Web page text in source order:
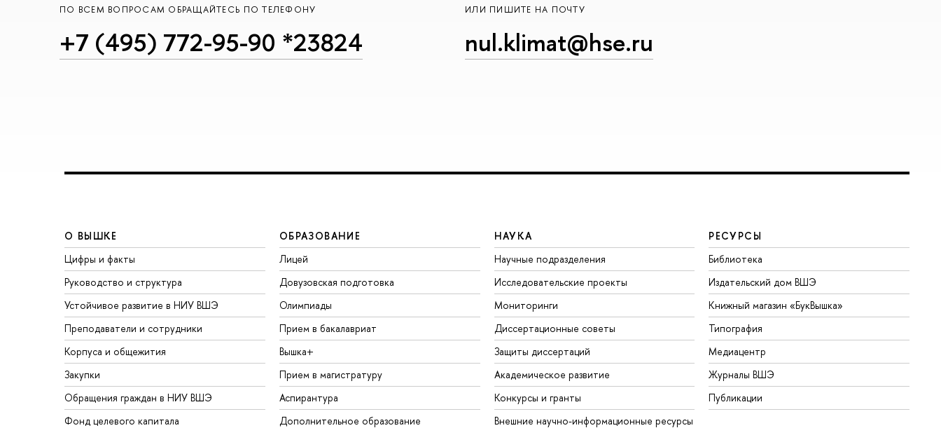
ПО ВСЕМ ВОПРОСАМ ОБРАЩАЙТЕСЬ ПО ТЕЛЕФОНУ
+7 (495) 772-95-90 *23824
ИЛИ ПИШИТЕ НА ПОЧТУ
nul.klimat@hse.ru
О ВЫШКЕ
Цифры и факты
Руководство и структура
Устойчивое развитие в НИУ ВШЭ
Преподаватели и сотрудники
Корпуса и общежития
Закупки
Обращения граждан в НИУ ВШЭ
Фонд целевого капитала
ОБРАЗОВАНИЕ
Лицей
Довузовская подготовка
Олимпиады
Прием в бакалавриат
Вышка+
Прием в магистратуру
Аспирантура
Дополнительное образование
НАУКА
Научные подразделения
Исследовательские проекты
Мониторинги
Диссертационные советы
Защиты диссертаций
Академическое развитие
Конкурсы и гранты
Внешние научно-информационные ресурсы
РЕСУРСЫ
Библиотека
Издательский дом ВШЭ
Книжный магазин «БукВышка»
Типография
Медиацентр
Журналы ВШЭ
Публикации